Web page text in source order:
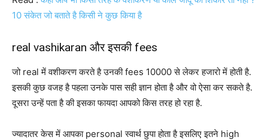
10 संकेत जो बताते है किसी ने कुछ किया है
real vashikaran और इसकी fees
जो real में वशीकरण करते है उनकी fees 10000 से लेकर हजारो में होती है.
इसकी कुछ वजह है पहला उनके पास सही ज्ञान होता है और वो ऐसा कर सकते है.
दूसरा उन्हें पता है की इसका फायदा आपको किस तरह हो रहा है.
ज्यादातर केस में आपका personal स्वार्थ छुपा होता है इसलिए इतने high